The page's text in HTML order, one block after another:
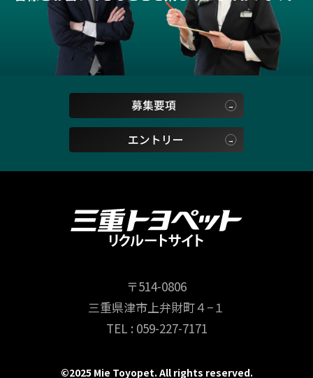
〒514-0806
三重県津市上弁財町４−１
TEL : 059-227-7171
©2025 Mie Toyopet. All rights reserved.